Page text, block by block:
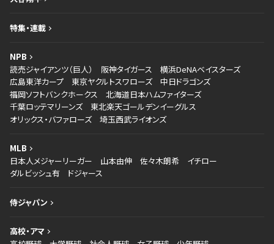
特集・連載
NPB
読売ジャイアンツ（巨人）
阪神タイガース
横浜DeNAベイスターズ
広島東洋カープ
東京ヤクルトスワローズ
中日ドラゴンズ
福岡ソフトバンクホークス
北海道日本ハムファイターズ
千葉ロッテマリーンズ
東北楽天ゴールデンイーグルス
オリックス・バファローズ
埼玉西武ライオンズ
MLB
日本人メジャーリーガー
山本由伸 佐々木朗希
イチロー
ダルビッシュ有
ドジャース
侍ジャパン
高校・アマ